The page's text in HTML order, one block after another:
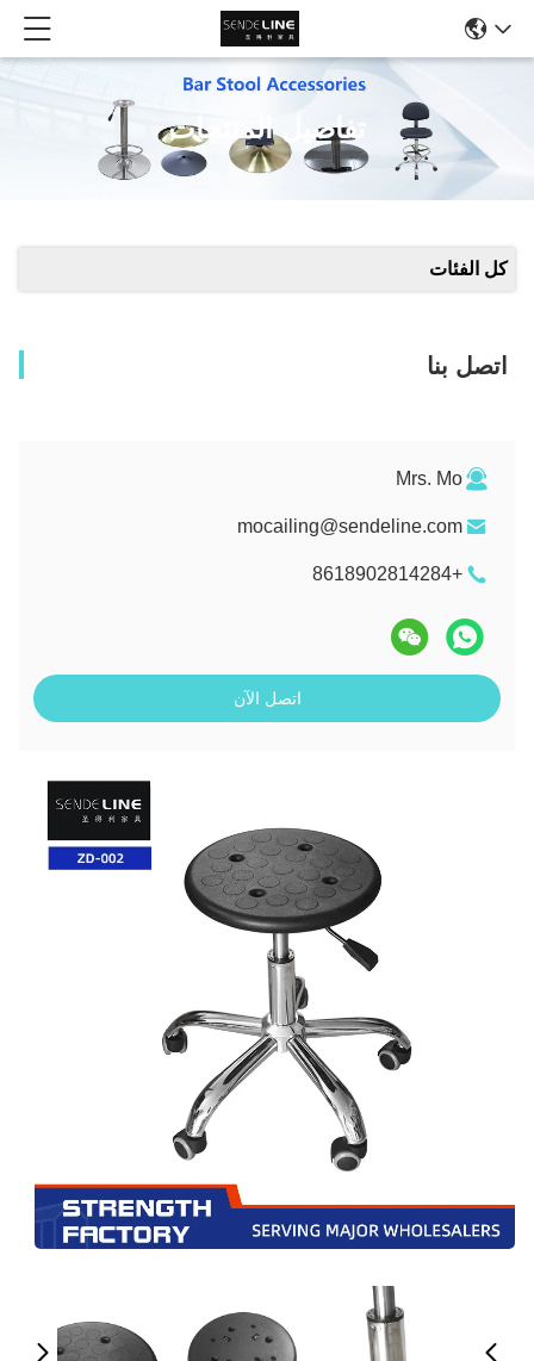
تفاصيل المنتجات
كل الفئات
اتصل بنا
Mrs. Mo
mocailing@sendeline.com
+8618902814284
اتصل الآن